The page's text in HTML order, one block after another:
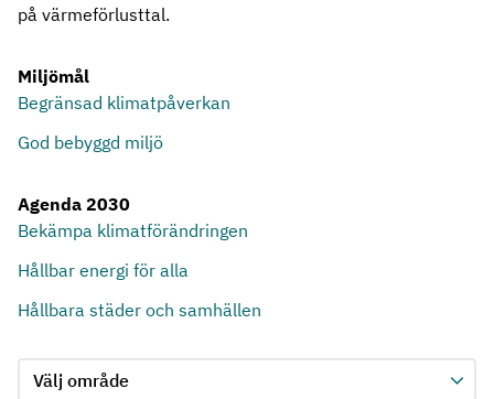
på värmeförlusttal.
Miljömål
Begränsad klimatpåverkan
God bebyggd miljö
Agenda 2030
Bekämpa klimatförändringen
Hållbar energi för alla
Hållbara städer och samhällen
Jämför kriterie 2, formuläret skickas in automatiskt när
Välj område för kriterie 2